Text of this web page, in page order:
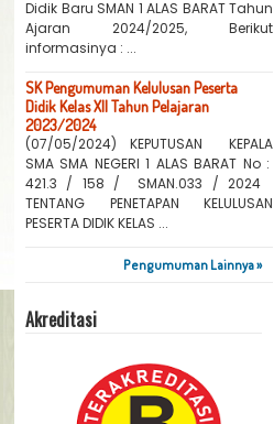
Didik Baru SMAN 1 ALAS BARAT Tahun
Ajaran 2024/2025, Berikut
informasinya : ...
SK Pengumuman Kelulusan Peserta
Didik Kelas XII Tahun Pelajaran
2023/2024
(07/05/2024) KEPUTUSAN KEPALA
SMA SMA NEGERI 1 ALAS BARAT No :
421.3 / 158 / SMAN.033 / 2024
TENTANG PENETAPAN KELULUSAN
PESERTA DIDIK KELAS ...
Pengumuman Lainnya »
Akreditasi